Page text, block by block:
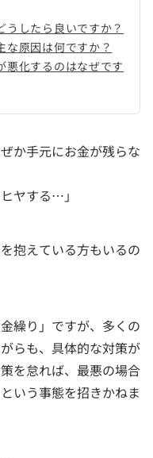
うしたら良いですか？
な原因は何ですか？
悪化するのはなぜです
か手元にお金が残らな
ヤする…」
抱えている方もいるの
繰り」ですが、多くの
らも、具体的な対策が
を怠れば、最悪の場合
という事態を招きかねま